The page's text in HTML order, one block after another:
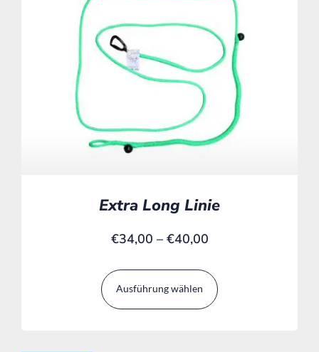
Extra Long Linie
€34,00 – €40,00
Ausführung wählen